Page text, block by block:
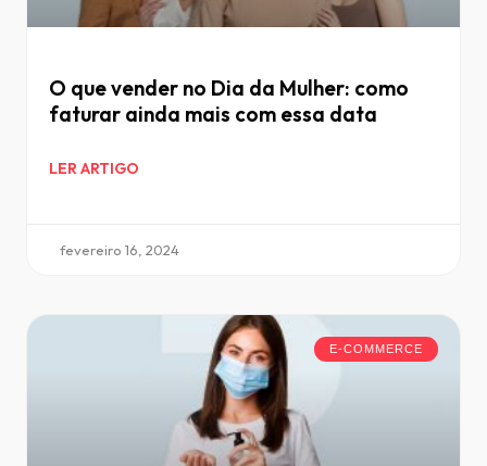
O que vender no Dia da Mulher: como
faturar ainda mais com essa data
LER ARTIGO
fevereiro 16, 2024
E-COMMERCE